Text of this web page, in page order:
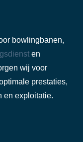
bowlingbanen,
en
wij voor
prestaties,
en exploitatie.